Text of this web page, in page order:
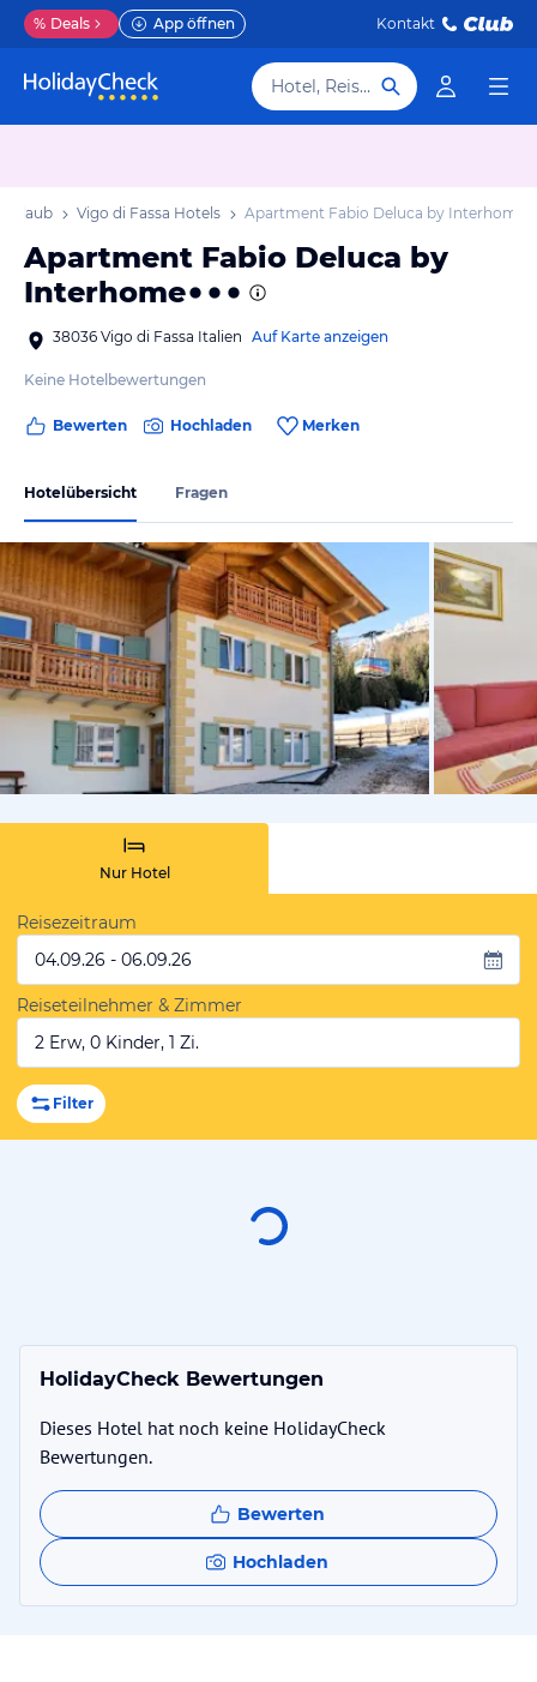
% Deals App öffnen Kontakt
Hotel, Reiseziel
Urlaub Vigo di Fassa Hotels Apartment Fabio Deluca by Interhome
Apartment Fabio Deluca by
Interhome
38036 Vigo di Fassa Italien Auf Karte anzeigen
Keine Hotelbewertungen
Bewerten Hochladen Merken
Hotelübersicht Fragen
von
Nur Hotel
Reisezeitraum
04.09.26 - 06.09.26
Reiseteilnehmer & Zimmer
2 Erw, 0 Kinder, 1 Zi.
Filter
HolidayCheck Bewertungen
Dieses Hotel hat noch keine HolidayCheck
Bewertungen.
Bewerten
Hochladen